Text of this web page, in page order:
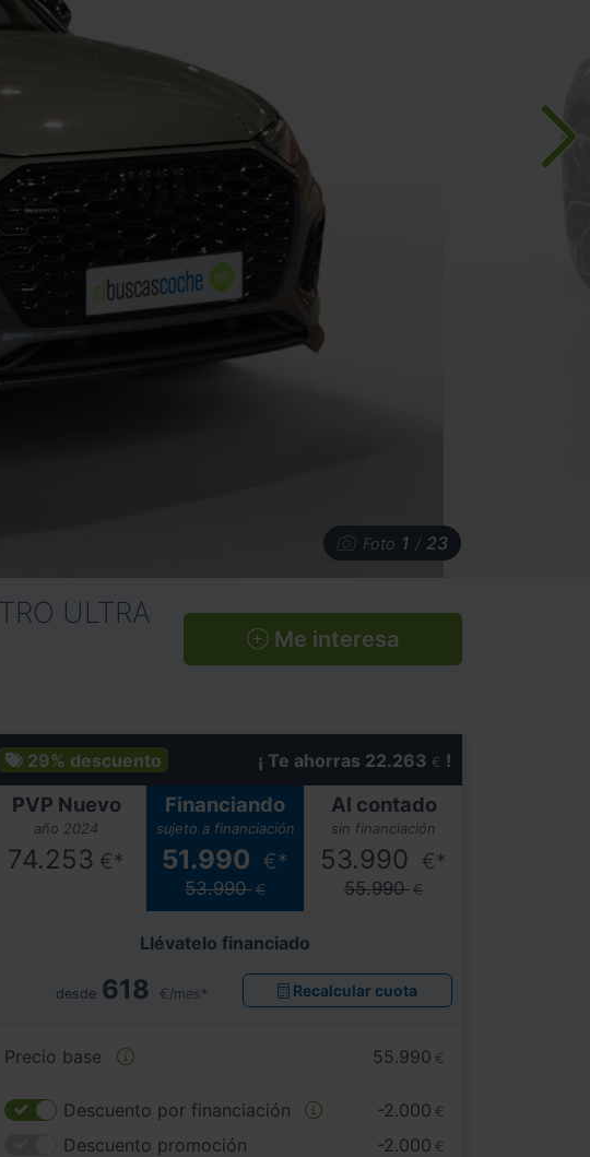
Foto 1 / 23
ULTRA
Me interesa
29% descuento ¡ Te ahorras 22.263 € !
PVP Nuevo
año 2024
74.253 €*
Financiando
sujeto a financiación
51.990 €*
53.990 €
Al contado
sin financiación
53.990 €*
55.990 €
Llévatelo financiado
desde 618 €/mes* Recalcular cuota
Precio base 55.990 €
Descuento por financiación -2.000 €
Descuento promoción -2.000 €